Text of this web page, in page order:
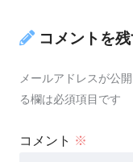
コメントを
メールアドレスが公
る欄は必須項目です
コメント ※